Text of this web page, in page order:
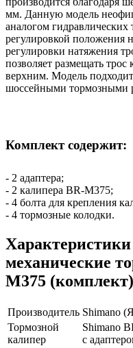
мм. Данную модель
аналогом
регулировкой положения
регулировки натяжения
позволяет размещать
верхним. Модель
шоссейными тормозными
Комплект содержит:
- 2 адаптера;
- 2 калипера BR-M375;
- 4 болта для крепления
- 4 тормозные колодки.
Характеристики
механические
M375 (комплект)
Производитель Shimano
Тормозной
калипер
Shimano
с